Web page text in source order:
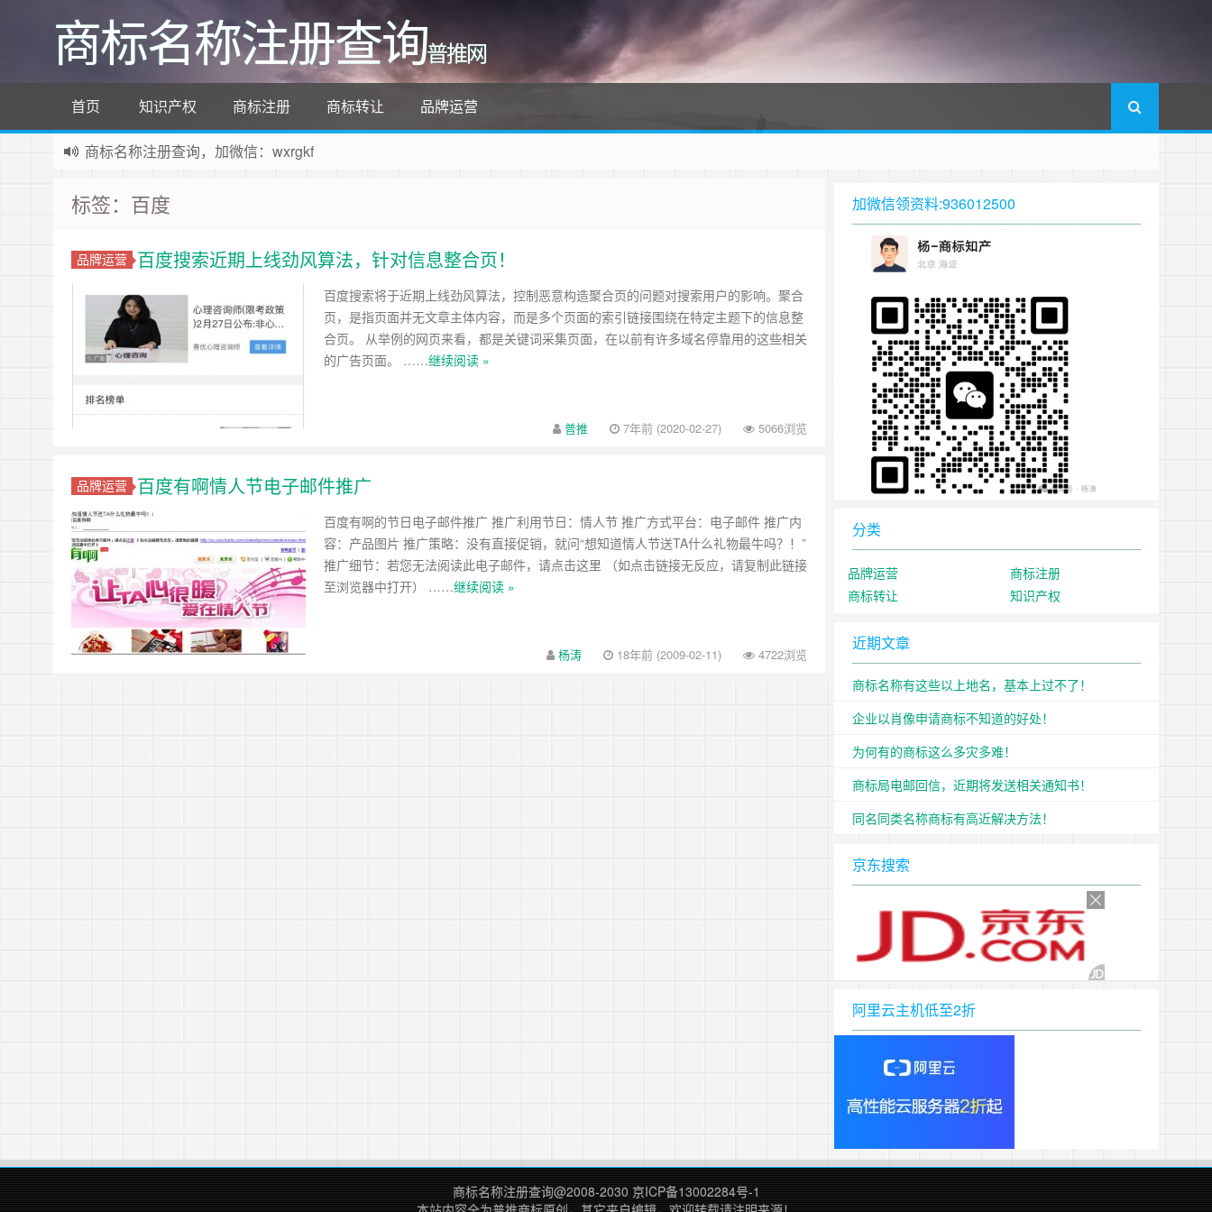
商标名称注册查询普推网
首页 知识产权 商标注册 商标转让 品牌运营
商标名称注册查询，加微信：wxrgkf
标签：百度
品牌运营 百度搜索近期上线劲风算法，针对信息整合页！
百度搜索将于近期上线劲风算法，控制恶意构造聚合页的问题对搜索用户的影响。聚合
页，是指页面并无文章主体内容，而是多个页面的索引链接围绕在特定主题下的信息整
合页。 从举例的网页来看，都是关键词采集页面，在以前有许多域名停靠用的这些相关
的广告页面。 ……继续阅读 »
普推 7年前 (2020-02-27) 5066浏览
品牌运营 百度有啊情人节电子邮件推广
百度有啊的节日电子邮件推广 推广利用节日：情人节 推广方式平台：电子邮件 推广内
容：产品图片 推广策略：没有直接促销，就问“想知道情人节送TA什么礼物最牛吗？！”
推广细节：若您无法阅读此电子邮件，请点击这里 （如点击链接无反应，请复制此链接
至浏览器中打开） ……继续阅读 »
杨涛 18年前 (2009-02-11) 4722浏览
加微信领资料:936012500
分类
品牌运营
商标注册
商标转让
知识产权
近期文章
商标名称有这些以上地名，基本上过不了！
企业以肖像申请商标不知道的好处！
为何有的商标这么多灾多难！
商标局电邮回信，近期将发送相关通知书！
同名同类名称商标有高近解决方法！
京东搜索
阿里云主机低至2折
商标名称注册查询@2008-2030 京ICP备13002284号-1